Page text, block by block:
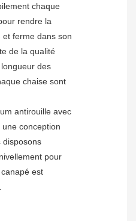
chaque
rendre la
ferme dans son
de la qualité
des
chaise sont
antirouille avec
conception
disposons
pour
est